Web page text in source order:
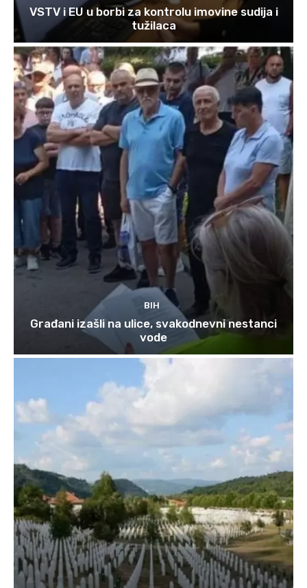
VSTV i EU u borbi za kontrolu imovine sudija i
tužilaca
BIH
Građani izašli na ulice, svakodnevni nestanci
vode